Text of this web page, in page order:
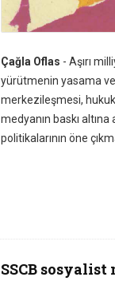
Çağla Oflas - Aşırı
yürütmenin yasama ve
merkezileşmesi,
medyanın baskı
politikalarının öne
SSCB